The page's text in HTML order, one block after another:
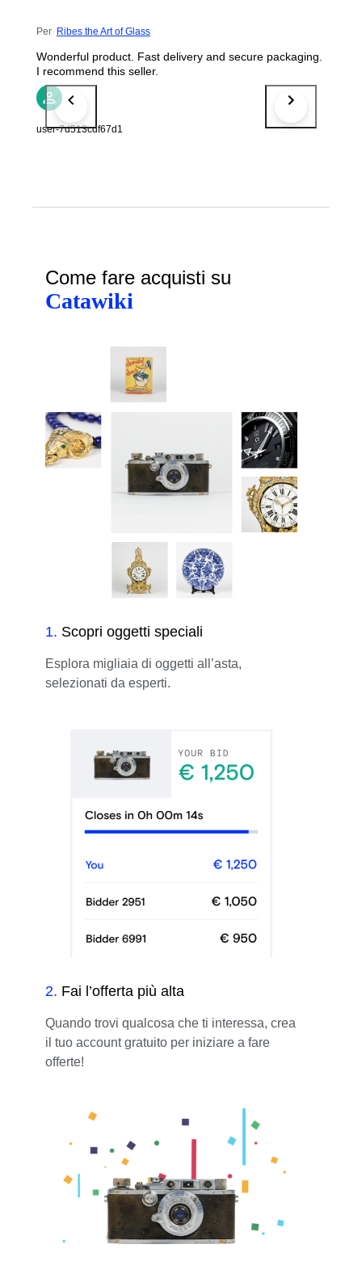
Per Ribes the Art of Glass
Wonderful product. Fast delivery and secure packaging.
I recommend this seller.
user-7d513cdf67d1
Come fare acquisti su
Catawiki
1. Scopri oggetti speciali
Esplora migliaia di oggetti all’asta,
selezionati da esperti.
2. Fai l’offerta più alta
Quando trovi qualcosa che ti interessa, crea
il tuo account gratuito per iniziare a fare
offerte!